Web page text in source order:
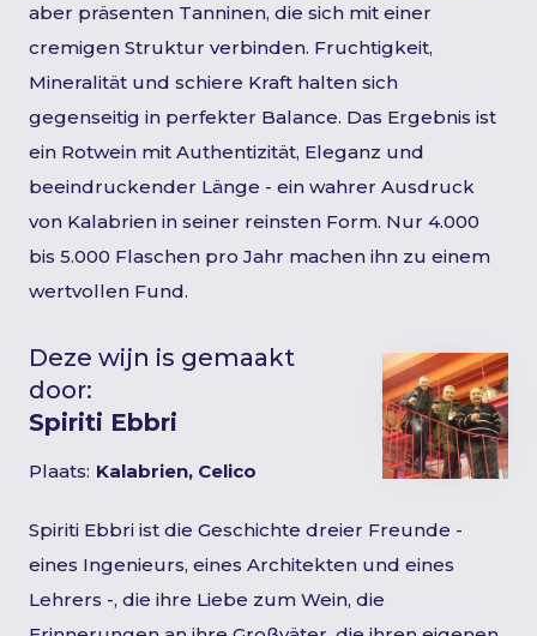
aber präsenten Tanninen, die sich mit einer
cremigen Struktur verbinden. Fruchtigkeit,
Mineralität und schiere Kraft halten sich
gegenseitig in perfekter Balance. Das Ergebnis ist
ein Rotwein mit Authentizität, Eleganz und
beeindruckender Länge - ein wahrer Ausdruck
von Kalabrien in seiner reinsten Form. Nur 4.000
bis 5.000 Flaschen pro Jahr machen ihn zu einem
wertvollen Fund.
Deze wijn is gemaakt
door:
Spiriti Ebbri
Plaats: Kalabrien, Celico
Spiriti Ebbri ist die Geschichte dreier Freunde -
eines Ingenieurs, eines Architekten und eines
Lehrers -, die ihre Liebe zum Wein, die